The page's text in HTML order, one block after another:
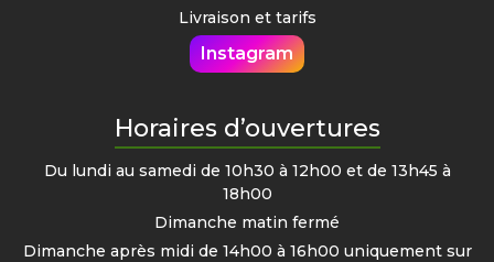
Livraison et tarifs
Instagram
Horaires d’ouvertures
Du lundi au samedi de 10h30 à 12h00 et de 13h45 à
18h00
Dimanche matin fermé
Dimanche après midi de 14h00 à 16h00 uniquement sur